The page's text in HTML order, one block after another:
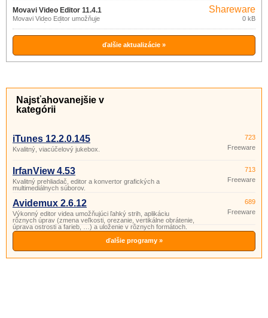
Movavi Video Editor 11.4.1
Movavi Video Editor umožňuje
jednoduchú editáciu a vylepšenie kvality
vášho videa, vrátane videa 3D.
Shareware
0 kB
ďalšie aktualizácie »
Najsťahovanejšie v
kategórii
iTunes 12.2.0.145
Kvalitný, viacúčelový jukebox.
723
Freeware
IrfanView 4.53
Kvalitný prehliadač, editor a konvertor grafických a
multimediálnych súborov.
713
Freeware
Avidemux 2.6.12
Výkonný editor videa umožňujúci ľahký strih, aplikáciu
rôznych úprav (zmena veľkosti, orezanie, vertikálne obrátenie,
úprava ostrosti a farieb, …) a uloženie v rôznych formátoch.
689
Freeware
ďalšie programy »